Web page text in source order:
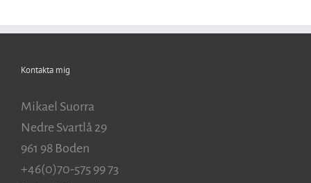
Kontakta mig
Mikael Suorra
Nedre Svartlå 29
961 98 Boden
+46(0)70-575 99 73